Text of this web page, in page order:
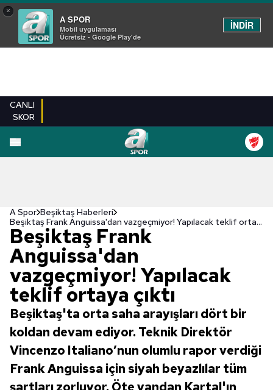
×
A SPOR
Mobil uygulaması
Ücretsiz - Google Play'de
İNDİR
CANLI
SKOR
A Spor Beşiktaş Haberleri
Beşiktaş Frank Anguissa'dan vazgeçmiyor! Yapılacak teklif ortaya çıktı
Beşiktaş Frank
Anguissa'dan
vazgeçmiyor! Yapılacak
teklif ortaya çıktı
Beşiktaş'ta orta saha arayışları dört bir
koldan devam ediyor. Teknik Direktör
Vincenzo Italiano’nun olumlu rapor verdiği
Frank Anguissa için siyah beyazlılar tüm